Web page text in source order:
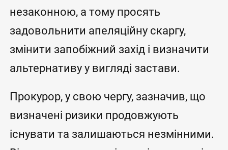
незаконною, а тому просять
задовольнити апеляційну скаргу,
змінити запобіжний захід і визначити
альтернативу у вигляді застави.
Прокурор, у свою чергу, зазначив, що
визначені ризики продовжують
існувати та залишаються незмінними.